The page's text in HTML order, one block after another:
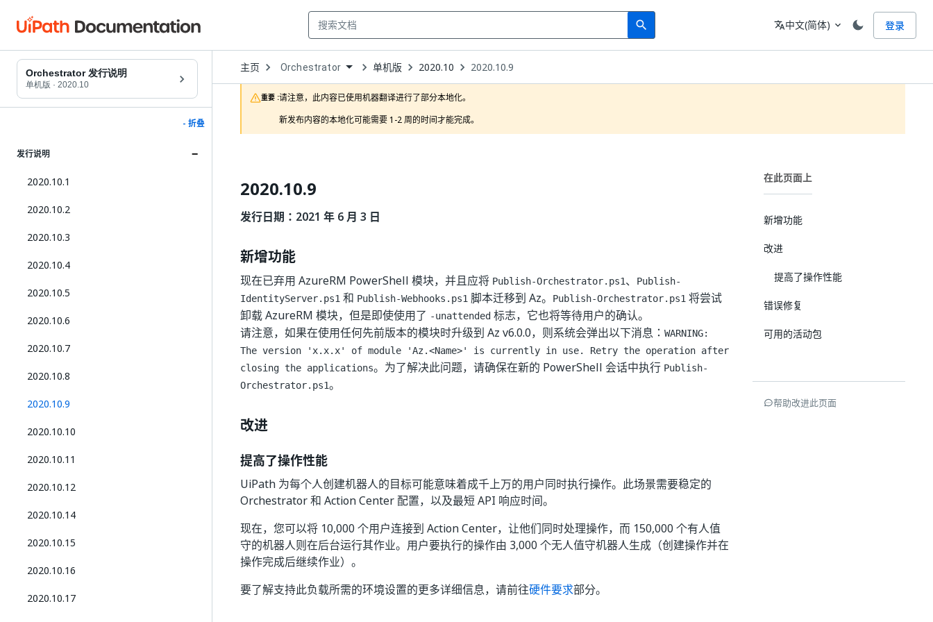
search
Search 语言
translate中文(简体) expand_more 登录
Orchestrator 发行说明
单机版 · 2020.10
- 折叠
发行说明
2020.10.1
2020.10.2
2020.10.3
2020.10.4
2020.10.5
2020.10.6
2020.10.7
2020.10.8
2020.10.9
2020.10.10
2020.10.11
2020.10.12
2020.10.14
2020.10.15
2020.10.16
2020.10.17
主页 Open
Dropdown
to
choose
product
Orchestrator 单机版 2020.10 2020.10.9
重要 :请注意，此内容已使用机器翻译进行了部分本地化。
新发布内容的本地化可能需要 1-2 周的时间才能完成。
2020.10.9
发行日期：2021 年 6 月 3 日
新增功能
现在已弃用 AzureRM PowerShell 模块，并且应将 Publish-Orchestrator.ps1、
Publish-
IdentityServer.ps1 和 Publish-Webhooks.ps1 脚本迁移到 Az。 Publish-Orchestrator.ps1 将尝试
卸载 AzureRM 模块，但是即使使用了 -unattended 标志，它也将等待用户的确认。
请注意，如果在使用任何先前版本的模块时升级到 Az v6.0.0，则系统会弹出以下消息： WARNING:
The version 'x.x.x' of module 'Az.<Name>' is currently in use. Retry the operation after
closing the applications。为了解决此问题，请确保在新的 PowerShell 会话中执行 Publish-
Orchestrator.ps1。
改进
提高了操作性能
UiPath 为每个人创建机器人的目标可能意味着成千上万的用户同时执行操作。此场景需要稳定的
Orchestrator 和 Action Center 配置，以及最短 API 响应时间。
现在，您可以将 10,000 个用户连接到 Action Center，让他们同时处理操作，而 150,000 个有人值
守的机器人则在后台运行其作业。用户要执行的操作由 3,000 个无人值守机器人生成（创建操作并在
操作完成后继续作业）。
要了解支持此负载所需的环境设置的更多详细信息，请前往硬件要求部分。
在此页面上
新增功能
改进
提高了操作性能
错误修复
可用的活动包
帮助改进此页面